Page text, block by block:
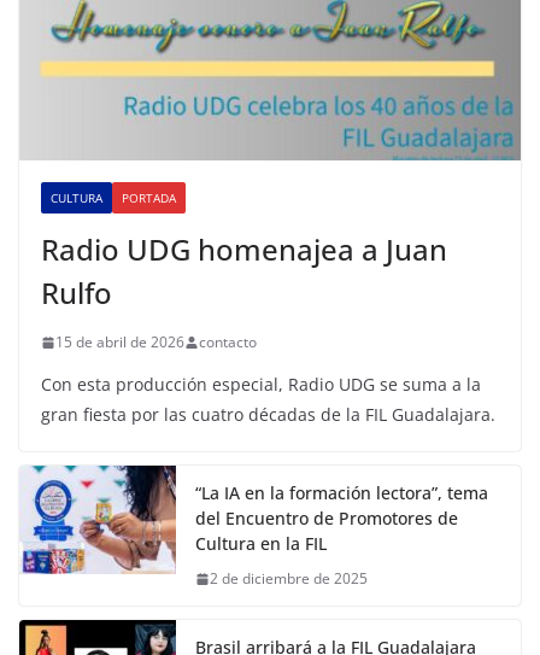
CULTURA PORTADA
Radio UDG homenajea a Juan
Rulfo
15 de abril de 2026 contacto
Con esta producción especial, Radio UDG se suma a la
gran fiesta por las cuatro décadas de la FIL Guadalajara.
“La IA en la formación lectora”, tema
del Encuentro de Promotores de
Cultura en la FIL
2 de diciembre de 2025
Brasil arribará a la FIL Guadalajara